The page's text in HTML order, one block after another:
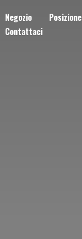
Negozio
Posizione
Contattaci